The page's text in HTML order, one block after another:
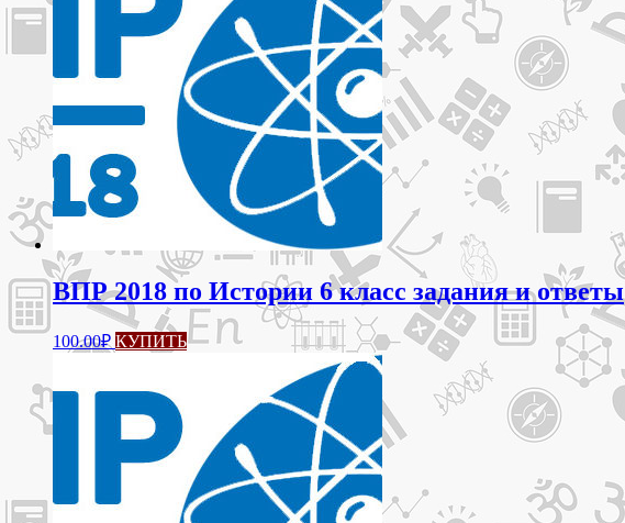
ВПР 2018 по Истории 6 класс задания и ответы
100.00₽ КУПИТЬ